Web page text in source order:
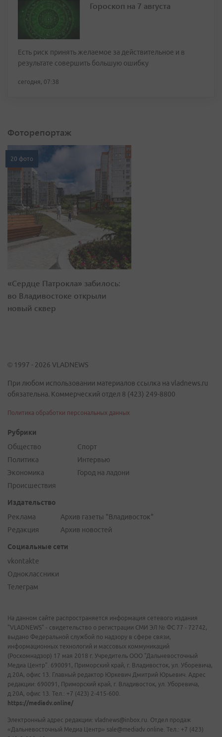
Гороскоп на 7 августа
Есть риск принять желаемое за действительное и в
результате совершить большую ошибку
сегодня, 07:38
Фоторепортаж
20 фото
«Сердце Патрокла» забилось:
во Владивостоке открыли
новый сквер
© 1997 - 2026 VLADNEWS
При любом использовании материалов ссылка на vladnews.ru
обязательна. Коммерческий отдел 8 (423) 249-8800
Политика обработки персональных данных
Рубрики
Общество
Политика
Экономика
Происшествия
Спорт
Интервью
Город на ладони
Издательство
Реклама
Редакция
Архив газеты "Владивосток"
Архив новостей
Социальные сети
vkontakte
Одноклассники
Телеграм
На данном сайте распространяется информация сетевого издания
"VLADNEWS" - свидетельство о регистрации СМИ ЭЛ № ФС 77 - 72742,
выдано Федеральной службой по надзору в сфере связи,
информационных технологий и массовых коммуникаций
(Роскомнадзор) 17 мая 2018 г. Учредитель ООО "Дальневосточный
Медиа Центр". 690091, Приморский край, г. Владивосток, ул. Уборевича,
д.20А, офис 13. Главный редактор Юркевич Дмитрий Юрьевич. Адрес
редакции: 690091, Приморский край, г. Владивосток, ул. Уборевича,
д.20А, офис 13. Тел.: +7 (423) 2-415-600.
https://mediadv.online/
Электронный адрес редакции: vladnews@inbox.ru. Отдел продаж
«Дальневосточный Медиа Центр» sale@mediadv.online. Тел.: +7 (423)